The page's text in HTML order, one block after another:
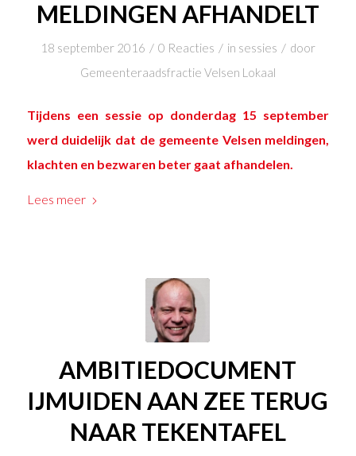
MELDINGEN AFHANDELT
18 september 2016 / 0 Reacties / in sessies / door
Gemeenteraadsfractie Velsen Lokaal
Tijdens een sessie op donderdag 15 september
werd duidelijk dat de gemeente Velsen meldingen,
klachten en bezwaren beter gaat afhandelen.
Lees meer
AMBITIEDOCUMENT
IJMUIDEN AAN ZEE TERUG
NAAR TEKENTAFEL